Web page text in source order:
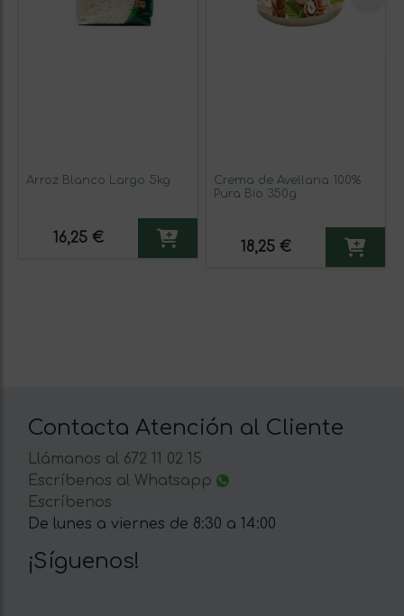
Arroz Blanco Largo 5kg
16,25 €
Crema de Avellana 100%
Pura Bio 350g
18,25 €
Contacta Atención al Cliente
Llámanos al 672 11 02 15
Escríbenos al Whatsapp
Escríbenos
De lunes a viernes de 8:30 a 14:00
¡Síguenos!